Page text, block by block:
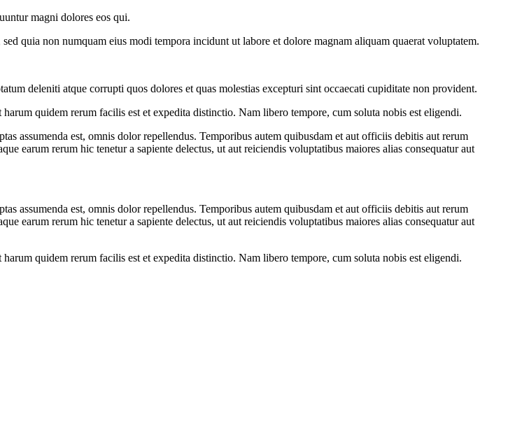
magni dolores eos qui.
quia non numquam eius modi tempora incidunt ut labore et dolore magnam aliquam quaerat voluptatem.
deleniti atque corrupti quos dolores et quas molestias excepturi sint occaecati cupiditate non provident.
quidem rerum facilis est et expedita distinctio. Nam libero tempore, cum soluta nobis est eligendi.
assumenda est, omnis dolor repellendus. Temporibus autem quibusdam et aut officiis debitis aut rerum
earum rerum hic tenetur a sapiente delectus, ut aut reiciendis voluptatibus maiores alias consequatur aut
assumenda est, omnis dolor repellendus. Temporibus autem quibusdam et aut officiis debitis aut rerum
earum rerum hic tenetur a sapiente delectus, ut aut reiciendis voluptatibus maiores alias consequatur aut
quidem rerum facilis est et expedita distinctio. Nam libero tempore, cum soluta nobis est eligendi.